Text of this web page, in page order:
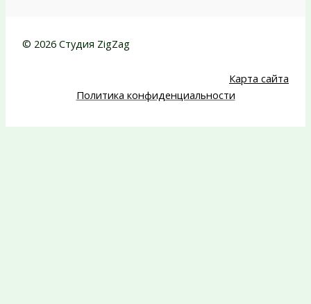
© 2026 Студия ZigZag
Карта сайта
Политика конфиденциальности